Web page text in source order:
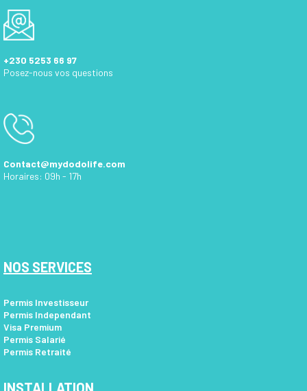
+230 5253 66 97
Posez-nous vos questions
Contact@mydodolife.com
Horaires: 09h - 17h
NOS SERVICES
Permis Investisseur
Permis Independant
Visa Premium
Permis Salarié
Permis Retraité
INSTALLATION